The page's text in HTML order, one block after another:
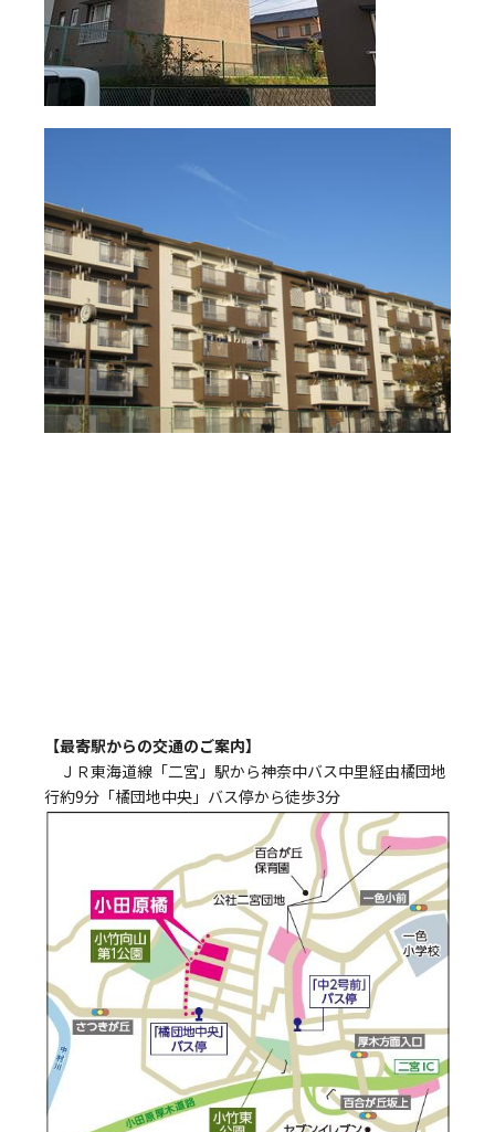
【最寄駅からの交通のご案内】
ＪＲ東海道線「二宮」駅から神奈中バス中里経由橘団地
行約9分「橘団地中央」バス停から徒歩3分